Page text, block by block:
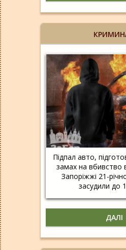
Підпал авто,
замах на вбивство
Запоріжжі 21-
засудили до
ДАЛІ